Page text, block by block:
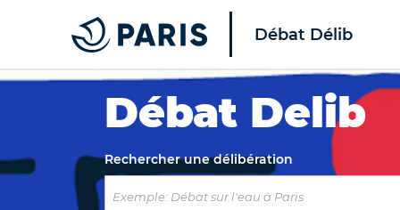
Top of the page
Débat Délib
Débat Delib
Rechercher une délibération